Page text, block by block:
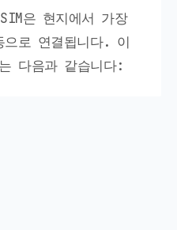
은 현지에서 가장
으로 연결됩니다. 이
다음과 같습니다: